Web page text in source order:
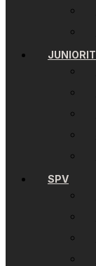
JUNIORIT
SPV